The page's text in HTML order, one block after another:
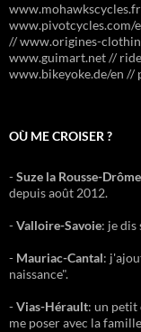
www.pivotcycles.com/
// www.origines-
www.guimart.net //
www.bikeyoke.de/en //
OÙ ME CROISER ?
-Suze la Rousse-Drôme
depuis août 2012.
-Valloire-Savoie: je dis
- Mauriac-Cantal:
naissance".
-Vias-Hérault: un petit
me poser avec la